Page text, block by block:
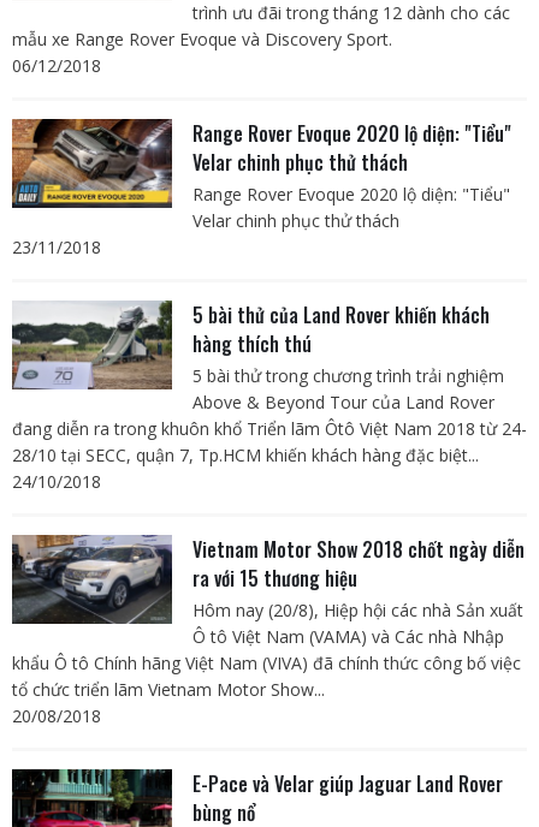
trình ưu đãi trong tháng 12 dành cho các
mẫu xe Range Rover Evoque và Discovery Sport.
06/12/2018
Range Rover Evoque 2020 lộ diện: "Tiểu"
Velar chinh phục thử thách
Range Rover Evoque 2020 lộ diện: "Tiểu"
Velar chinh phục thử thách
23/11/2018
5 bài thử của Land Rover khiến khách
hàng thích thú
5 bài thử trong chương trình trải nghiệm
Above & Beyond Tour của Land Rover
đang diễn ra trong khuôn khổ Triển lãm Ôtô Việt Nam 2018 từ 24-
28/10 tại SECC, quận 7, Tp.HCM khiến khách hàng đặc biệt...
24/10/2018
Vietnam Motor Show 2018 chốt ngày diễn
ra với 15 thương hiệu
Hôm nay (20/8), Hiệp hội các nhà Sản xuất
Ô tô Việt Nam (VAMA) và Các nhà Nhập
khẩu Ô tô Chính hãng Việt Nam (VIVA) đã chính thức công bố việc
tổ chức triển lãm Vietnam Motor Show...
20/08/2018
E-Pace và Velar giúp Jaguar Land Rover
bùng nổ